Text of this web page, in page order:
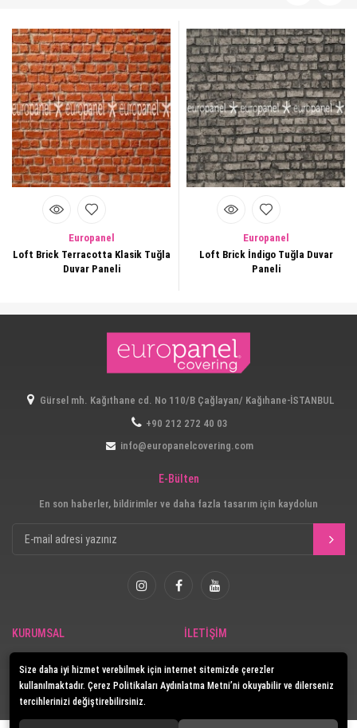
Europanel
Loft Brick Terracotta Klasik Tuğla
Duvar Paneli
Europanel
Loft Brick İndigo Tuğla Duvar
Paneli
Gürsel mh. Kağıthane cd. No 110/B Çağlayan/ Kağıhane-İSTANBUL
+90 212 272 40 03
info@europanelcovering.com
E-Bülten
En son haberler, bildirimler ve daha fazla tasarım için kaydolun
KURUMSAL
Güvenlik
E-Katalog
İLETİŞİM
Size daha iyi hizmet verebilmek için internet sitemizde çerezler
kullanılmaktadır. Çerez Politikaları Aydınlatma Metni’ni okuyabilir ve dilerseniz
tercihlerinizi değiştirebilirsiniz.